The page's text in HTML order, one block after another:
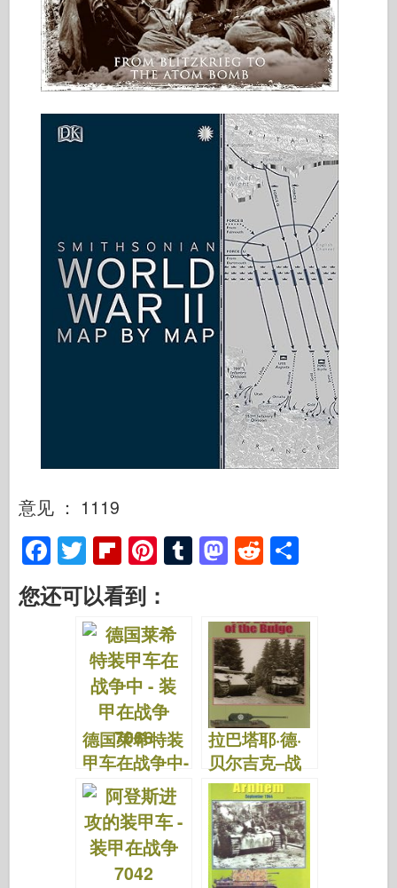
意见 ： 1119
F
a
c
T
wi
tt
er
Fl
ip
b
o
ar
d
Pi
nt
er
e
st
T
u
bl
M
a
o
d
o
n
R
e
di
t
e
您还可以看到：
德国莱希特装
甲车在战争中-
装甲在战争中
7066
拉巴塔耶·德·
贝尔吉克–战
争时期的盔甲
7045